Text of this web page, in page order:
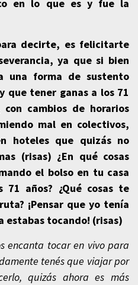
en lo que es y fue la
decirte, es felicitarte
ya que si bien
una forma de sustento
que tener ganas a los 71
cambios de horarios
mal en colectivos,
hoteles que quizás no
(risas) ¿En qué cosas
el bolso en tu casa
años? ¿Qué cosas te
¡Pensar que yo tenía
estabas tocando! (risas)
encanta tocar en vivo para
tenés que viajar por
quizás ahora es más